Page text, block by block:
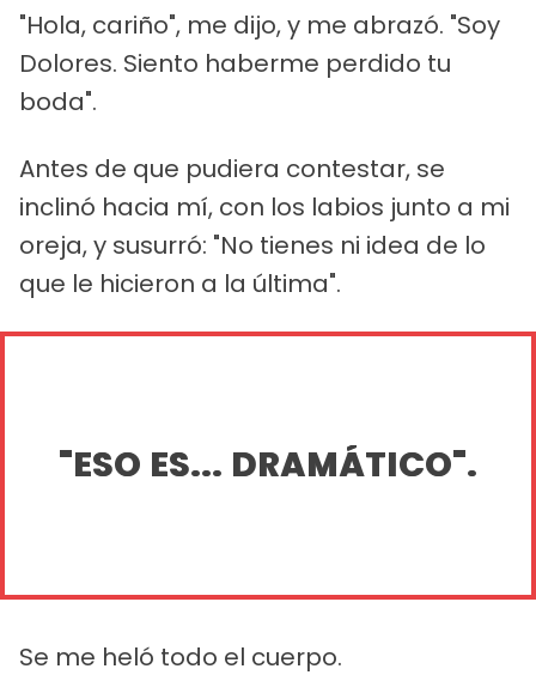
"Hola, cariño", me dijo, y me abrazó. "Soy
Dolores. Siento haberme perdido tu
boda".
Antes de que pudiera contestar, se
inclinó hacia mí, con los labios junto a mi
oreja, y susurró: "No tienes ni idea de lo
que le hicieron a la última".
"ESO ES... DRAMÁTICO".
Se me heló todo el cuerpo.